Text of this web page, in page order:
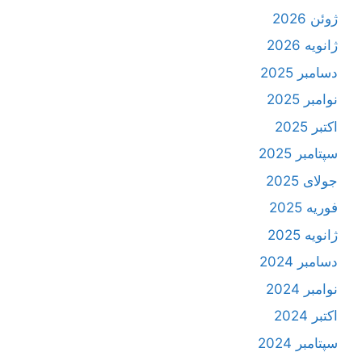
ژوئن 2026
ژانویه 2026
دسامبر 2025
نوامبر 2025
اکتبر 2025
سپتامبر 2025
جولای 2025
فوریه 2025
ژانویه 2025
دسامبر 2024
نوامبر 2024
اکتبر 2024
سپتامبر 2024